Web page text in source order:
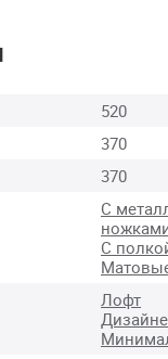
520
370
370
С
С
Лофт